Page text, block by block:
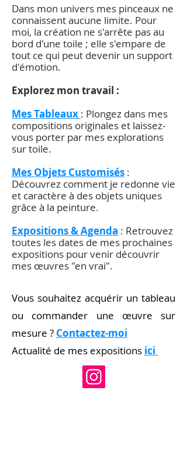
Dans mon univers mes pinceaux ne
connaissent aucune limite. Pour
moi, la création ne s'arrête pas au
bord d'une toile ; elle s'empare de
tout ce qui peut devenir un support
d'émotion.
Explorez mon travail :
Mes Tableaux : Plongez dans mes
compositions originales et laissez-
vous porter par mes explorations
sur toile.
Mes Objets Customisés :
Découvrez comment je redonne vie
et caractère à des objets uniques
grâce à la peinture.
Expositions & Agenda : Retrouvez
toutes les dates de mes prochaines
expositions pour venir découvrir
mes œuvres "en vrai".
Vous souhaitez acquérir un tableau
ou commander une œuvre sur
mesure ? Contactez-moi
Actualité de mes expositions ici